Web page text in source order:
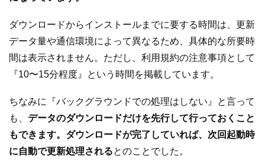
ダウンロードからインストールまでに要する時間は、更新
データ量や通信環境によって異なるため、具体的な所要時
間は表示されません。ただし、利用規約の注意事項として
『10〜15分程度』という時間を掲載しています。
ちなみに『バックグラウンドでの処理はしない』と言って
も、 データのダウンロードだけを先行して行っておくこと
もできます。ダウンロードが完了していれば、次回起動時
に自動で更新処理されるとのことでした。